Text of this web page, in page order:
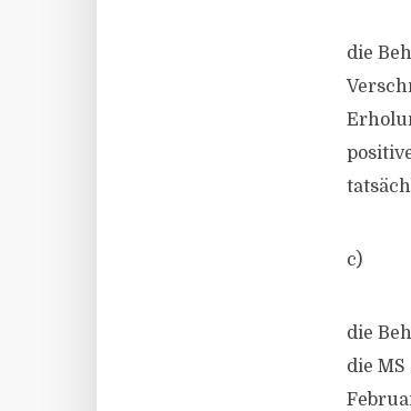
die
c)
die
die